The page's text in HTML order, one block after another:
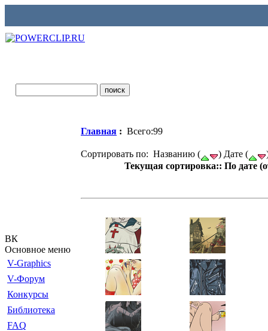
ВК
Основное меню
V-Graphics
V-Форум
Конкурсы
Библиотека
FAQ
Главная : Всего:99
Сортировать по: Названию ( ) Дате (
Текущая сортировка:: По дате